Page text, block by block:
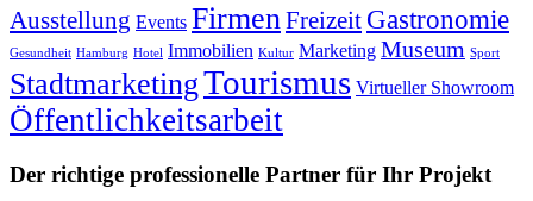
Ausstellung Events FirmenFreizeit Gastronomie
Gesundheit Hamburg Hotel Immobilien Kultur Marketing Museum Sport
StadtmarketingTourismus Virtueller Showroom
Öffentlichkeitsarbeit
Der richtige professionelle Partner für Ihr Projekt